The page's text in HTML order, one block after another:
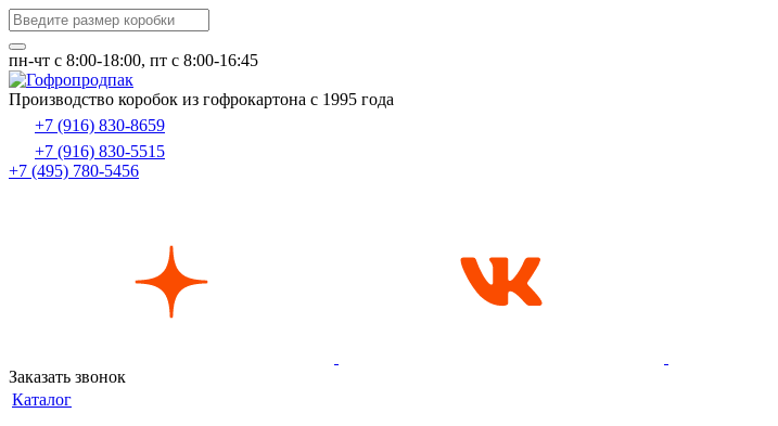
пн-чт c 8:00-18:00, пт с 8:00-16:45
Производство коробок из гофрокартона с 1995 года
+7 (916) 830-8659
+7 (916) 830-5515
+7 (495) 780-5456
Заказать звонок
Каталог